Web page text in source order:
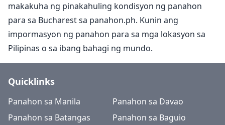
makakuha ng pinakahuling kondisyon ng panahon
para sa Bucharest sa panahon.ph. Kunin ang
impormasyon ng panahon para sa mga lokasyon sa
Pilipinas o sa ibang bahagi ng mundo.
Quicklinks
Panahon sa Manila
Panahon sa Davao
Panahon sa Batangas
Panahon sa Baguio